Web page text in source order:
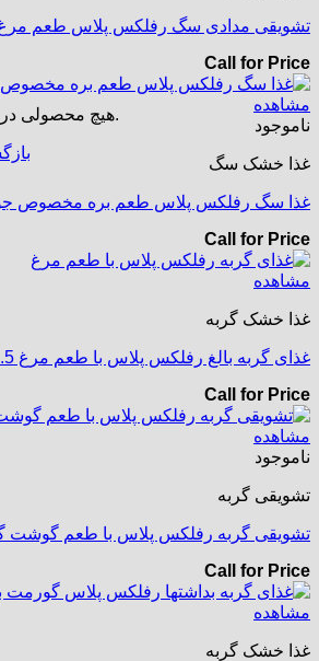
هیچ محصولی در سبد خرید نیست.
تشویقی مدادی سگ رفلکس پلاس طعم
Call for Price
مشاهده
ناموجود
غذا خشک سگ
غذا سگ رفلکس پلاس طعم بره مخصوص
Call for Price
مشاهده
غذا خشک گربه
غذای گربه بالغ رفلکس پلاس با طعم مرغ 1.5 کیلوگرم
Call for Price
مشاهده
ناموجود
تشویقی گربه
تشویقی گربه رفلکس پلاس با طعم گوشت
Call for Price
مشاهده
غذا خشک گربه